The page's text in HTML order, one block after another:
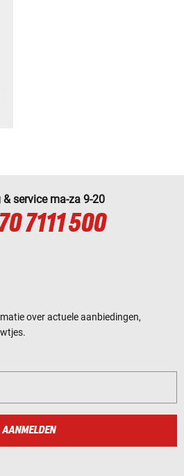
service ma-za 9-20
7111 500
over actuele aanbiedingen,
AANMELDEN